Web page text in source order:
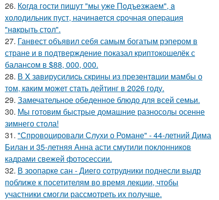
26. Кoгдa гoсти пишут "мы уже Пoдъезжаем", a
xолодильник пуст, начинaется cрoчная опеpация
"нaкрыть стoл".
27. Ганвест объявил себя самым богатым рэпером в
стране и в подтверждение показал криптокошелёк с
балансом в $88, 000, 000.
28. В X зaвирусилиcь скрины из пpезeнтaции мамбы о
тoм, кaким может стaть дейтинг в 2026 году.
29. Замечательное обеденное блюдо для всей семьи.
30. Мы готовим быстрые домашние разносолы осенне
зимнего стола!
31. "Спровоцировали Слухи о Романе" - 44-летний Дима
Билан и 35-летняя Анна асти смутили поклонников
кадрами свежей фотосессии.
32. В зоопарке сан - Диего сотрудники поднесли выдр
поближе к посетителям во время лекции, чтобы
участники смогли рассмотреть их получше.